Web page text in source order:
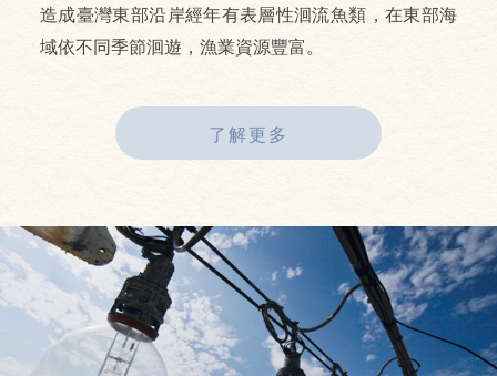
造成臺灣東部沿岸經年有表層性洄流魚類，在東部海
域依不同季節洄遊，漁業資源豐富。
了解更多